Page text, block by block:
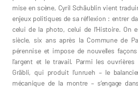
mise en scène, Cyril Schäublin vient
enjeux politiques de sa réflexion : entrer
celui de la photo, celui de l’Histoire. On
siècle, six ans après la Commune de
pérennise et impose de nouvelles façons
l’argent et le travail. Parmi les ouvrières
Gräbli, qui produit l’unrueh – le
mécanique de la montre – s’engage